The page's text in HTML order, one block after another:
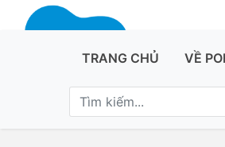
TRANG CHỦ VỀ